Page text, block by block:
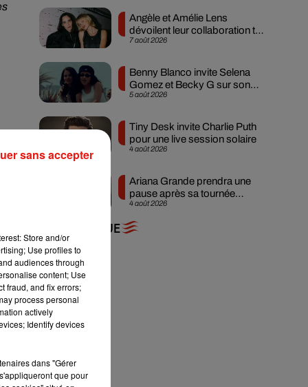
7 août 2026
Angèle et Amélie Lens
dévoilent leur collaboration tant
attendue
5 août 2026
Benny Blanco invite Selena
Gomez et Becky G sur son
nouveau single
4 août 2026
Tiny Desk invite Charlie Puth
pour une live session solaire
4 août 2026
Ariana Grande prendra une
pause après sa tournée
mondiale
+ DE MUSIQUE
Store and/or
Use profiles to
audiences through
content; Use
fraud, and fix errors;
process personal
actively
Identify devices
dans "Gérer
que pour
sans accepter